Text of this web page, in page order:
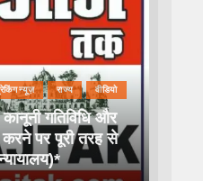
न्यूज़ राज्य वीडियो
गतिविधि और
पर पूरी तरह से